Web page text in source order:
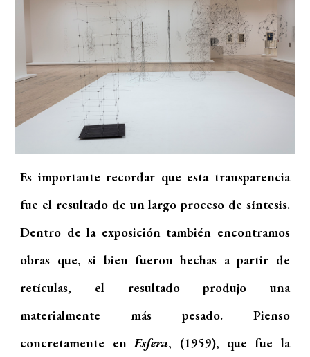
Es importante recordar que esta transparencia
fue el resultado de un largo proceso de síntesis.
Dentro de la exposición también encontramos
obras que, si bien fueron hechas a partir de
retículas, el resultado produjo una
materialmente más pesado. Pienso
concretamente enEsfera, (1959), que fue la